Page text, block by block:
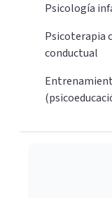
educar sin perder la
para dar el primer
más armoniosa,
Psicología
Psicoterapia
conductual